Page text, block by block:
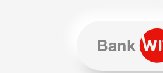
Zum Navigieren dieser Seite